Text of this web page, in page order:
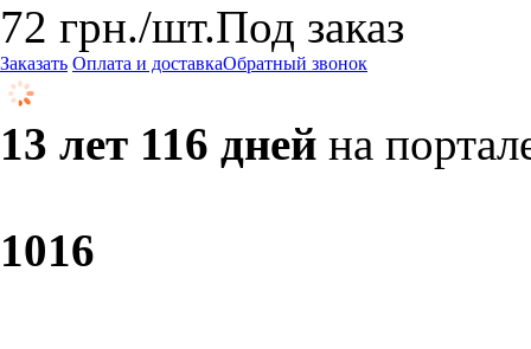
72 грн./шт.Под заказ
Заказать Оплата и доставкаОбратный звонок
13 лет 116 дней на
1016